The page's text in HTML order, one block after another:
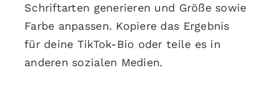
Schriftarten generieren und Größe sowie
Farbe anpassen. Kopiere das Ergebnis
für deine TikTok-Bio oder teile es in
anderen sozialen Medien.